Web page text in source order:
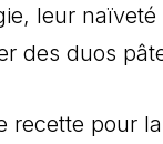
leur naïveté
des duos
recette pour